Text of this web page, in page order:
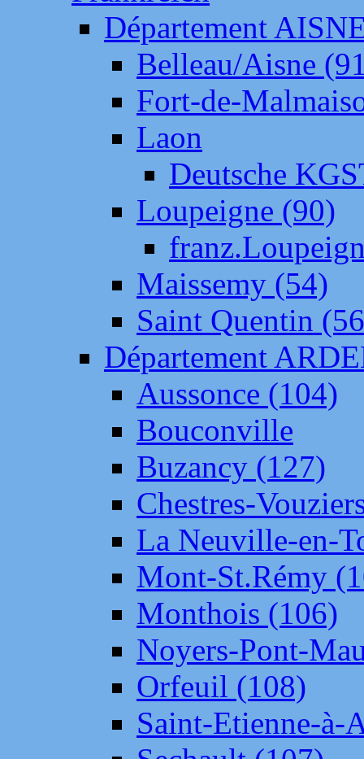
Département
Belleau/Aisne
Fort-de-
Laon
Deutsche
Loupeigne (90)
Maissemy (54)
Saint Quentin
Département
Aussonce (104)
Bouconville
Buzancy (127)
Chestres-
La Neuville-en-
Mont-St.Rémy
Monthois (106)
Noyers-Pont-
Orfeuil (108)
Saint-Etienne-à-